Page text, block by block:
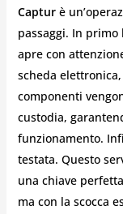
Capturè
passaggi. In
apre con
scheda
componenti
custodia,
funzionamento.
testata. Questo
una chiave
ma con la scocca